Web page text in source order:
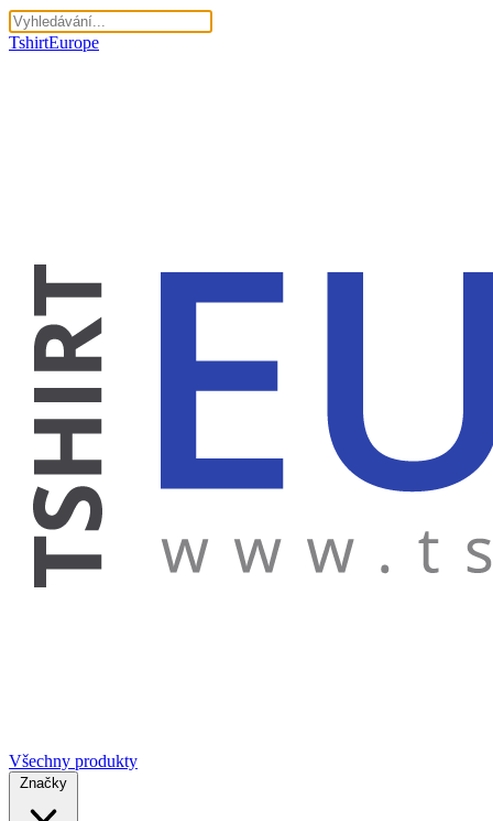
TshirtEurope
Všechny produkty
Značky